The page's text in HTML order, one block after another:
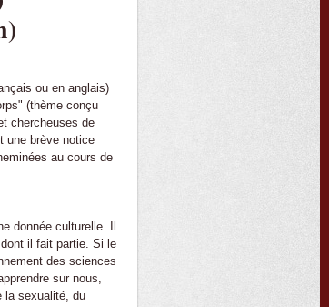
ou en anglais)
(thème conçu
chercheuses de
une brève notice
au cours de
donnée culturelle. Il
il fait partie. Si le
des sciences
sur nous,
la sexualité, du